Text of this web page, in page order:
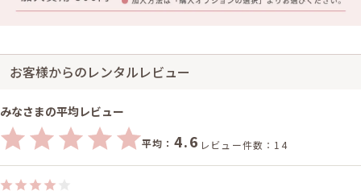
お客様からのレンタルレビュー
みなさまの平均レビュー
平均： 4.6 レビュー件数：14